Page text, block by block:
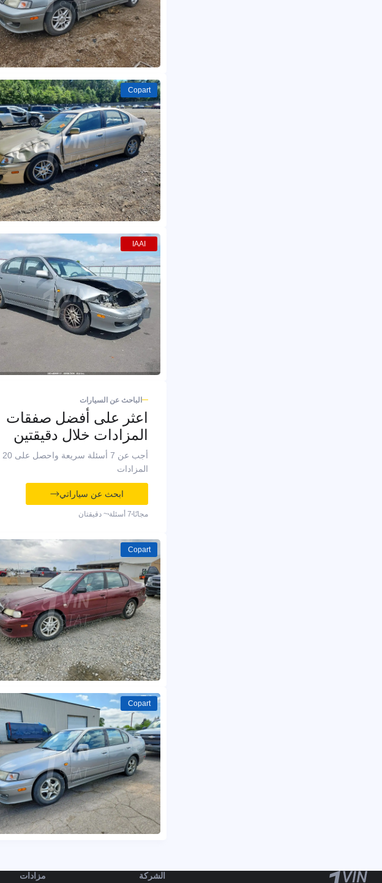
Copart
IAAI
الباحث عن السيارات
اعثر على أفضل صفقات
المزادات خلال دقيقتين
المزادات
ابحث عن سياراتي
مجانًا 7 أسئلة ~ دقيقتان
Copart
Copart
الشركة مزادات